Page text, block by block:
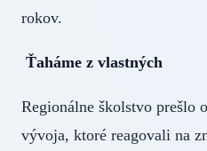
rokov.
Ťaháme z vlastných
Regionálne školstvo prešlo
vývoja, ktoré reagovali na